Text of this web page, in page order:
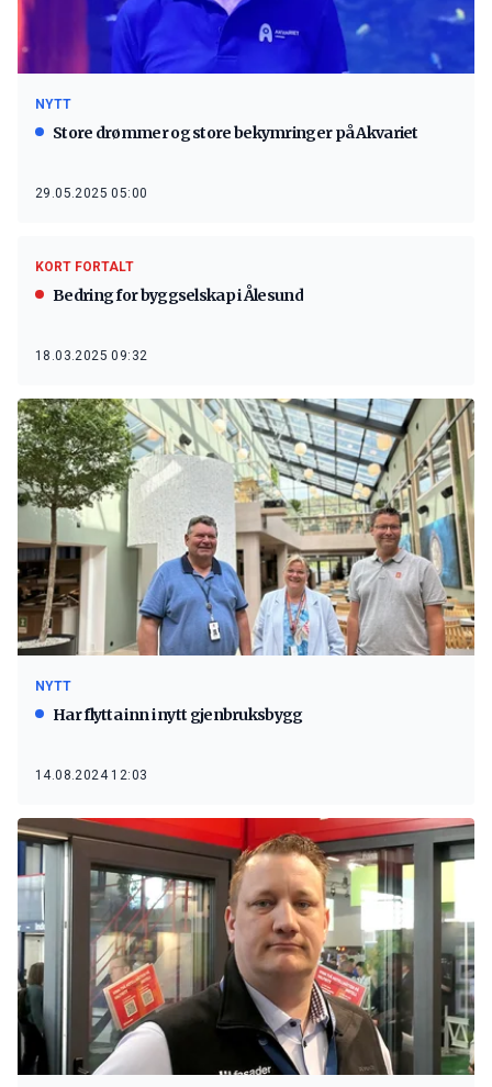
NYTT
Store drømmer og store bekymringer på Akvariet
29.05.2025 05:00
KORT FORTALT
Bedring for byggselskap i Ålesund
18.03.2025 09:32
NYTT
Har flytta inn i nytt gjenbruksbygg
14.08.2024 12:03